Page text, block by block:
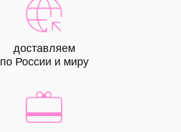
доставляем
по России и миру